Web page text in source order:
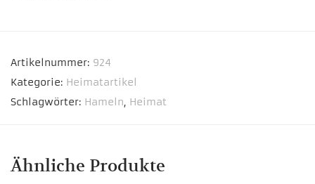
Artikelnummer: 924
Kategorie: Heimatartikel
Schlagwörter: Hameln, Heimat
Ähnliche Produkte